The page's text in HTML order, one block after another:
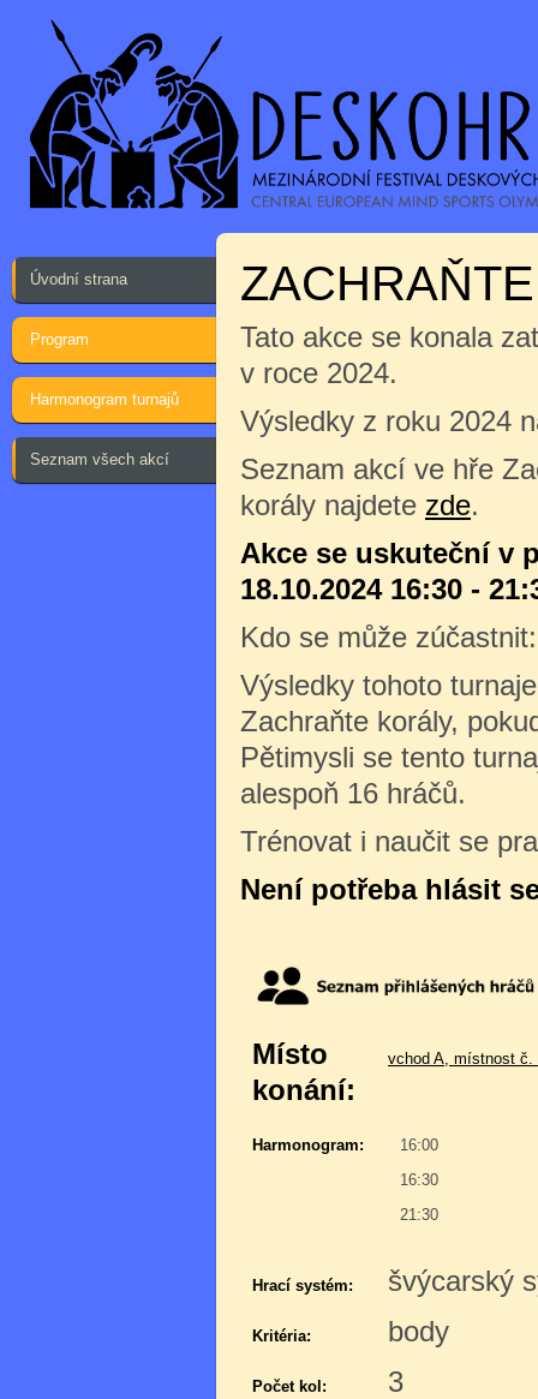
Úvodní strana
Program
Harmonogram turnajů
Seznam všech akcí
Tato akce se konala
v roce 2024.
Výsledky z roku 2024
Seznam akcí ve hře
korály najdete zde.
Akce se uskuteční v
18.10.2024 16:30 -
Kdo se může
Výsledky tohoto
Zachraňte korály,
Pětimysli se tento
alespoň 16 hráčů.
Trénovat i naučit se
Není potřeba hlásit
Místo
konání:
vchod A, místnost č.
Harmonogram:
16:00
16:30
21:30
Hrací systém: švýcarský
Kritéria: body
Počet kol: 3